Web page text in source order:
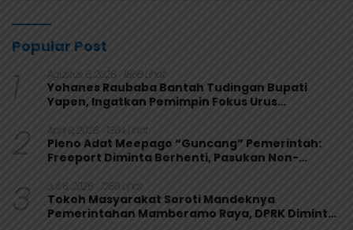
Popular Post
1 Agustus 6, 2026 1866 Lihat
Yohanes Raubaba Bantah Tudingan Bupati
Yapen, Ingatkan Pemimpin Fokus Urus
2 April 9, 2026 1364 Lihat
Pleno Adat Meepago “Guncang” Pemerintah:
Freeport Diminta Berhenti, Pasukan Non-
3 Juli 6, 2026 1256 Lihat
Tokoh Masyarakat Soroti Mandeknya
Pemerintahan Mamberamo Raya, DPRK Diminta